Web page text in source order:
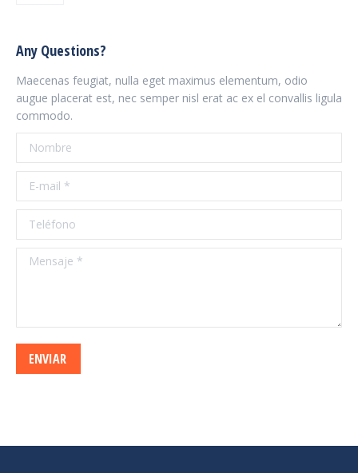
Any Questions?
Maecenas feugiat, nulla eget maximus elementum, odio
augue placerat est, nec semper nisl erat ac ex el convallis ligula
commodo.
Nombre
E-mail *
Teléfono
Mensaje *
ENVIAR